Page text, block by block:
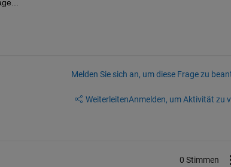
Melden Sie sich an, um diese Frage zu
WeiterleitenAnmelden, um Aktivität zu
0 Stimmen